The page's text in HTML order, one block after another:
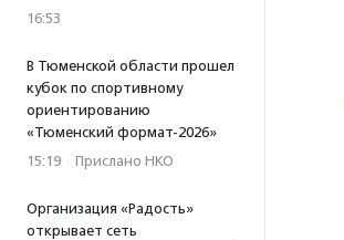
16:53
В Тюменской области прошел
кубок по спортивному
ориентированию
«Тюменский формат-2026»
15:19 · Прислано НКО
Организация «Радость»
открывает сеть